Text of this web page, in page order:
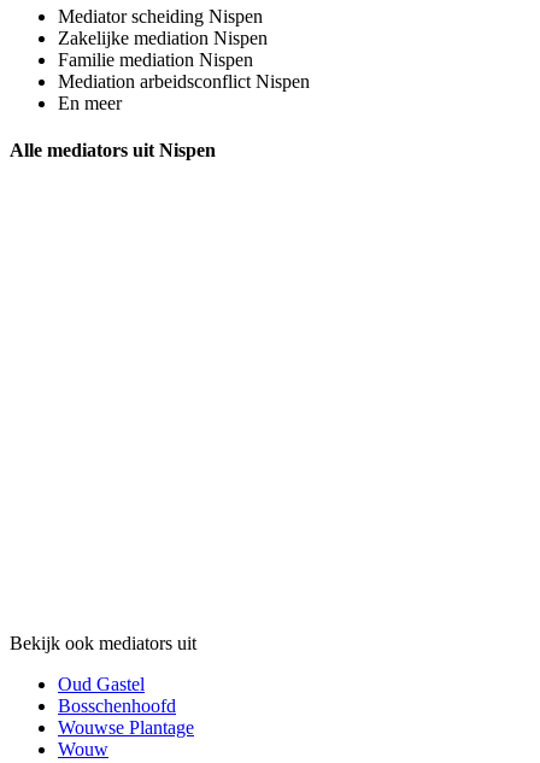
Mediator scheiding Nispen
Zakelijke mediation Nispen
Familie mediation Nispen
Mediation arbeidsconflict Nispen
En meer
Alle mediators uit Nispen
Bekijk ook mediators uit
Oud Gastel
Bosschenhoofd
Wouwse Plantage
Wouw